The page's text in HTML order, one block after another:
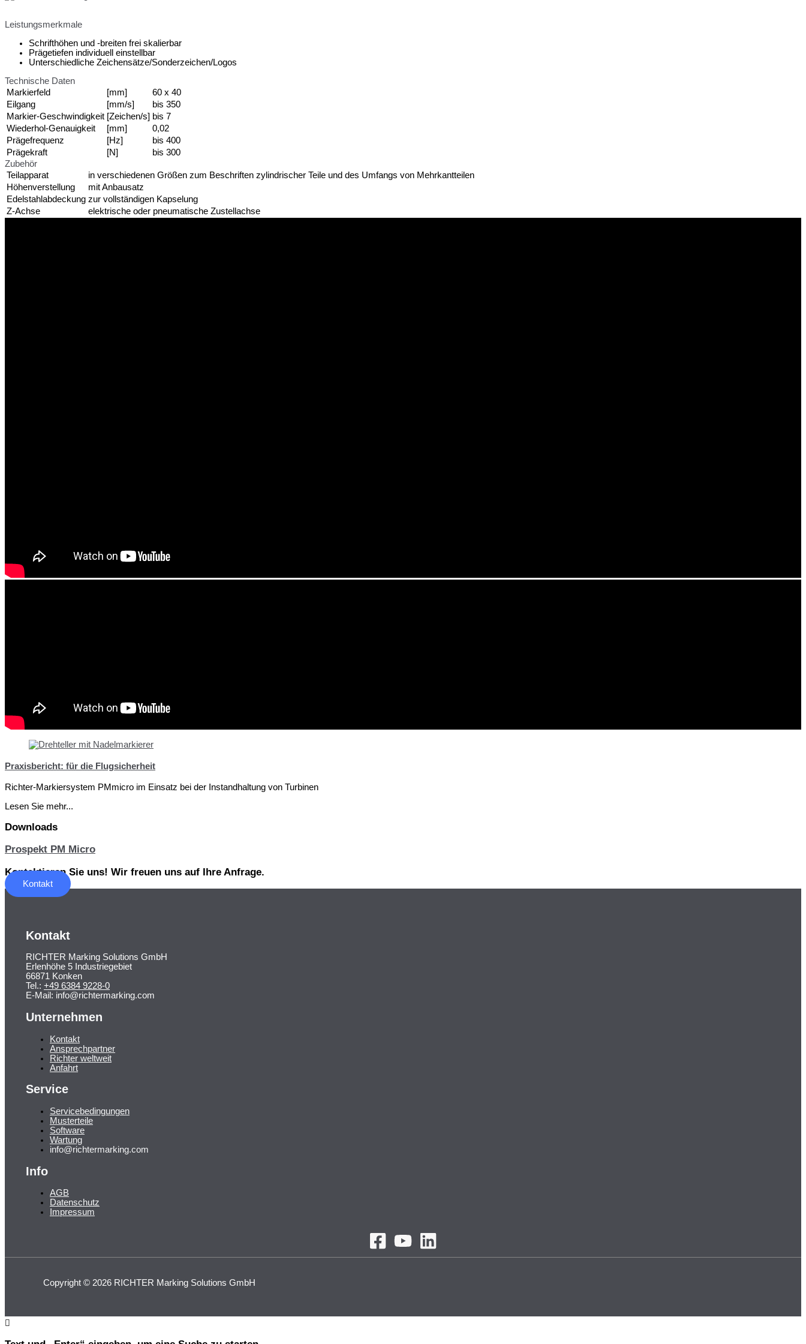
Leistungsmerkmale
Schrifthöhen und -breiten frei skalierbar
Prägetiefen individuell einstellbar
Unterschiedliche Zeichensätze/Sonderzeichen/Logos
Technische Daten
Markierfeld
[mm]
60 x 40
Eilgang
[mm/s]
bis 350
Markier-Geschwindigkeit [Zeichen/s] bis 7
Wiederhol-Genauigkeit
[mm]
0,02
Prägefrequenz
[Hz]
bis 400
Prägekraft
[N]
bis 300
Zubehör
Teilapparat
in verschiedenen Größen zum Beschriften zylindrischer Teile und des Umfangs von Mehrkantteilen
Höhenverstellung
mit Anbausatz
Edelstahlabdeckung zur vollständigen Kapselung
Z-Achse
elektrische oder pneumatische Zustellachse
Praxisbericht: für die Flugsicherheit
Richter-Markiersystem PMmicro im Einsatz bei der Instandhaltung von Turbinen
Lesen Sie mehr...
Downloads
Prospekt PM Micro
Kontaktieren Sie uns! Wir freuen uns auf Ihre Anfrage.
Kontakt
Kontakt
RICHTER Marking Solutions GmbH
Erlenhöhe 5 Industriegebiet
66871 Konken
Tel.: +49 6384 9228-0
E-Mail: info@richtermarking.com
Unternehmen
Kontakt
Ansprechpartner
Richter weltweit
Anfahrt
Service
Servicebedingungen
Musterteile
Software
Wartung
info@richtermarking.com
Info
AGB
Datenschutz
Impressum
Copyright © 2026 RICHTER Marking Solutions GmbH